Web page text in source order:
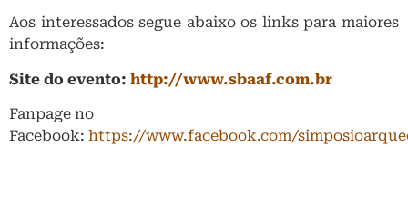
Aos interessados segue abaixo os links para maiores
informações:
Site do evento: http://www.sbaaf.com.br
Fanpage no
Facebook: https://www.facebook.com/